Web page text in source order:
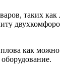
таких
как